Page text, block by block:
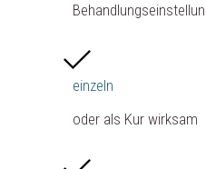
einzeln
oder als Kur wirksam